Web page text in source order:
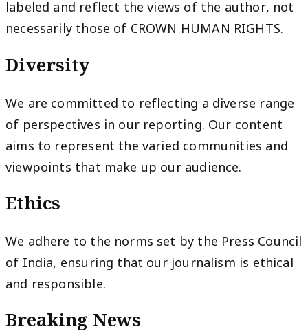
labeled and reflect the views of the author, not
necessarily those of CROWN HUMAN RIGHTS.
Diversity
We are committed to reflecting a diverse range
of perspectives in our reporting. Our content
aims to represent the varied communities and
viewpoints that make up our audience.
Ethics
We adhere to the norms set by the Press Council
of India, ensuring that our journalism is ethical
and responsible.
Breaking News